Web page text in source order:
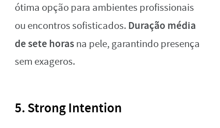
ótima opção para ambientes profissionais
ou encontros sofisticados. Duração média
de sete horasna pele, garantindo presença
sem exageros.
5. Strong Intention